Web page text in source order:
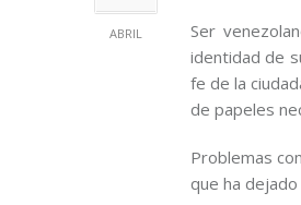
ABRIL
Ser
identidad de
fe de la
de papeles
Problemas
que ha dejado